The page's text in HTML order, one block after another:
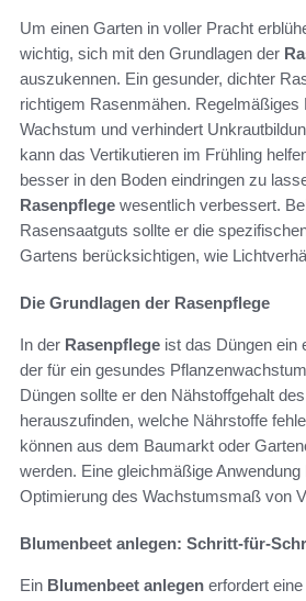
Um einen Garten in voller Pracht
wichtig, sich mit den Grundlagen der
auszukennen. Ein gesunder, dichter
richtigem Rasenmähen. Regelmäßiges
Wachstum und verhindert
kann das Vertikutieren im Frühling
besser in den Boden eindringen zu
Rasenpflege wesentlich verbessert.
Rasensaatguts sollte er die
Gartens berücksichtigen, wie
Die Grundlagen der Rasenpflege
In der Rasenpflege ist das Düngen ein
der für ein gesundes
Düngen sollte er den Nähstoffgehalt
herauszufinden, welche Nährstoffe
können aus dem Baumarkt oder
werden. Eine gleichmäßige
Optimierung des Wachstumsmaß von
Blumenbeet anlegen: Schritt-für-
Ein Blumenbeet anlegen erfordert